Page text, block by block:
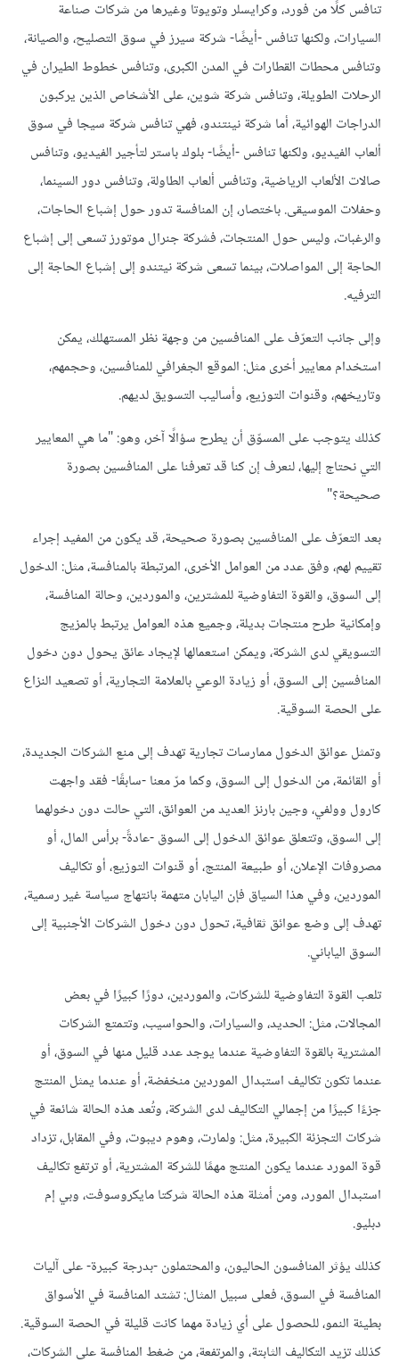
تنافس كلًا من فورد، وكرايسلر وتويوتا وغيرها من شركات صناعة
السيارات، ولكنها تنافس -أيضًا- شركة سيرز في سوق التصليح، والصيانة،
وتنافس محطات القطارات في المدن الكبرى، وتنافس خطوط الطيران في
الرحلات الطويلة، وتنافس شركة شوين، على الأشخاص الذين يركبون
الدراجات الهوائية، أما شركة نينتندو، فهي تنافس شركة سيجا في سوق
ألعاب الفيديو، ولكنها تنافس -أيضًا- بلوك باستر لتأجير الفيديو، وتنافس
صالات الألعاب الرياضية، وتنافس ألعاب الطاولة، وتنافس دور السينما،
وحفلات الموسيقى. باختصار، إن المنافسة تدور حول إشباع الحاجات،
والرغبات، وليس حول المنتجات، فشركة جنرال موتورز تسعى إلى إشباع
الحاجة إلى المواصلات، بينما تسعى شركة نيتندو إلى إشباع الحاجة إلى
الترفيه.
وإلى جانب التعرّف على المنافسين من وجهة نظر المستهلك، يمكن
استخدام معايير أخرى مثل: الموقع الجغرافي للمنافسين، وحجمهم،
وتاريخهم، وقنوات التوزيع، وأساليب التسويق لديهم.
كذلك يتوجب على المسوّق أن يطرح سؤالًا آخر، وهو: "ما هي المعايير
التي نحتاج إليها، لنعرف إن كنا قد تعرفنا على المنافسين بصورة
صحيحة؟"
بعد التعرّف على المنافسين بصورة صحيحة، قد يكون من المفيد إجراء
تقييم لهم، وفق عدد من العوامل الأخرى، المرتبطة بالمنافسة، مثل: الدخول
إلى السوق، والقوة التفاوضية للمشترين، والموردين، وحالة المنافسة،
وإمكانية طرح منتجات بديلة، وجميع هذه العوامل يرتبط بالمزيج
التسويقي لدى الشركة، ويمكن استعمالها لإيجاد عائق يحول دون دخول
المنافسين إلى السوق، أو زيادة الوعي بالعلامة التجارية، أو تصعيد النزاع
على الحصة السوقية.
وتمثل عوائق الدخول ممارسات تجارية تهدف إلى منع الشركات الجديدة،
أو القائمة، من الدخول إلى السوق، وكما مرّ معنا -سابقًا- فقد واجهت
كارول وولفي، وجين بارنز العديد من العوائق، التي حالت دون دخولهما
إلى السوق، وتتعلق عوائق الدخول إلى السوق -عادةً- برأس المال، أو
مصروفات الإعلان، أو طبيعة المنتج، أو قنوات التوزيع، أو تكاليف
الموردين، وفي هذا السياق فإن اليابان متهمة بانتهاج سياسة غير رسمية،
تهدف إلى وضع عوائق ثقافية، تحول دون دخول الشركات الأجنبية إلى
السوق الياباني.
تلعب القوة التفاوضية للشركات، والموردين، دورًا كبيرًا في بعض
المجالات، مثل: الحديد، والسيارات، والحواسيب، وتتمتع الشركات
المشترية بالقوة التفاوضية عندما يوجد عدد قليل منها في السوق، أو
عندما تكون تكاليف استبدال الموردين منخفضة، أو عندما يمثل المنتج
جزءًا كبيرًا من إجمالي التكاليف لدى الشركة، وتُعد هذه الحالة شائعة في
شركات التجزئة الكبيرة، مثل: ولمارت، وهوم ديبوت، وفي المقابل، تزداد
قوة المورد عندما يكون المنتج مهمًا للشركة المشترية، أو ترتفع تكاليف
استبدال المورد، ومن أمثلة هذه الحالة شركتا مايكروسوفت، وبي إم
دبليو.
كذلك يؤثر المنافسون الحاليون، والمحتملون -بدرجة كبيرة- على آليات
المنافسة في السوق، فعلى سبيل المثال: تشتد المنافسة في الأسواق
بطيئة النمو، للحصول على أي زيادة مهما كانت قليلة في الحصة السوقية.
كذلك تزيد التكاليف الثابتة، والمرتفعة، من ضغط المنافسة على الشركات،